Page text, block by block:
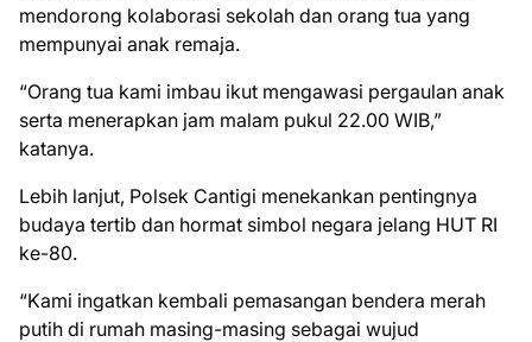
mendorong kolaborasi sekolah dan orang tua yang
mempunyai anak remaja.
“Orang tua kami imbau ikut mengawasi pergaulan anak
serta menerapkan jam malam pukul 22.00 WIB,”
katanya.
Lebih lanjut, Polsek Cantigi menekankan pentingnya
budaya tertib dan hormat simbol negara jelang HUT RI
ke-80.
“Kami ingatkan kembali pemasangan bendera merah
putih di rumah masing-masing sebagai wujud